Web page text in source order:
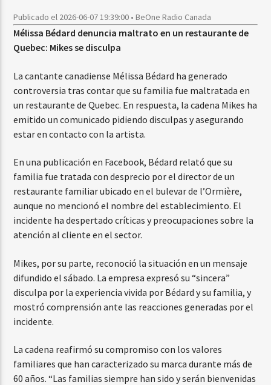
Publicado el 2026-06-07 19:39:00 • BeOne Radio Canada
Mélissa Bédard denuncia maltrato en un restaurante de
Quebec: Mikes se disculpa
La cantante canadiense Mélissa Bédard ha generado
controversia tras contar que su familia fue maltratada en
un restaurante de Quebec. En respuesta, la cadena Mikes ha
emitido un comunicado pidiendo disculpas y asegurando
estar en contacto con la artista.
En una publicación en Facebook, Bédard relató que su
familia fue tratada con desprecio por el director de un
restaurante familiar ubicado en el bulevar de l’Ormière,
aunque no mencionó el nombre del establecimiento. El
incidente ha despertado críticas y preocupaciones sobre la
atención al cliente en el sector.
Mikes, por su parte, reconoció la situación en un mensaje
difundido el sábado. La empresa expresó su “sincera”
disculpa por la experiencia vivida por Bédard y su familia, y
mostró comprensión ante las reacciones generadas por el
incidente.
La cadena reafirmó su compromiso con los valores
familiares que han caracterizado su marca durante más de
60 años. “Las familias siempre han sido y serán bienvenidas